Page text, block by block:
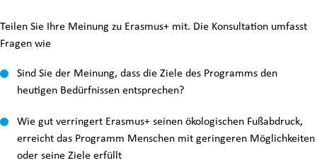
Teilen Sie Ihre Meinung zu Erasmus+ mit. Die Konsultation umfasst
Fragen wie
Sind Sie der Meinung, dass die Ziele des Programms den
heutigen Bedürfnissen entsprechen?
Wie gut verringert Erasmus+ seinen ökologischen Fußabdruck,
erreicht das Programm Menschen mit geringeren Möglichkeiten
oder seine Ziele erfüllt